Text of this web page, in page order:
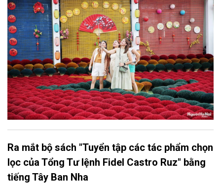
góp phần thực hiện thắng lợi các mục tiêu phát triển du lịch Hà
Nội năm 2026 và giai đoạn tiếp theo.
Ra mắt bộ sách "Tuyển tập các tác phẩm chọn
lọc của Tổng Tư lệnh Fidel Castro Ruz" bằng
tiếng Tây Ban Nha